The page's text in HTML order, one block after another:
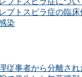
プトスピラ症の臨床
染
従事者から分離され